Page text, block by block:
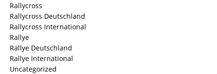
Rallycross
Rallycross Deutschland
Rallycross International
Rallye
Rallye Deutschland
Rallye International
Uncategorized